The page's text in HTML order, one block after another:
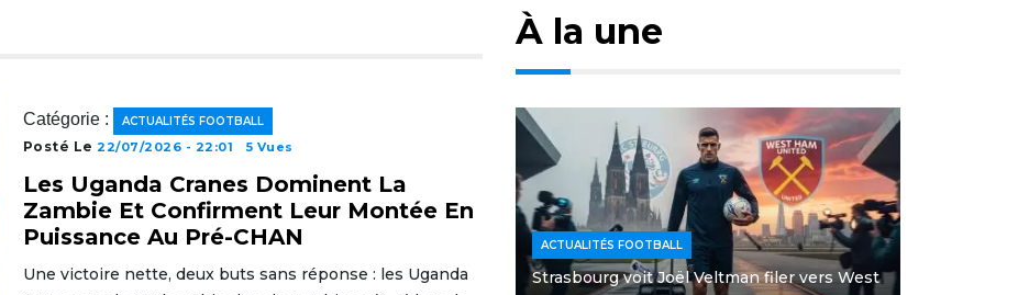
Catégorie : ACTUALITÉS FOOTBALL
Posté Le22/07/2026 - 22:01 5 Vues
Les Uganda Cranes Dominent La
Zambie Et Confirment Leur Montée En
Puissance Au Pré-CHAN
Une victoire nette, deux buts sans réponse : les Uganda
À la une
ACTUALITÉS FOOTBALL
Strasbourg voit Joël Veltman filer vers West